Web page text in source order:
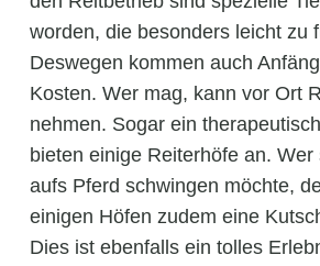
worden, die besonders leicht zu
Deswegen kommen auch
Kosten. Wer mag, kann vor Ort
nehmen. Sogar ein
bieten einige Reiterhöfe an.
aufs Pferd schwingen möchte,
einigen Höfen zudem eine
Dies ist ebenfalls ein tolles